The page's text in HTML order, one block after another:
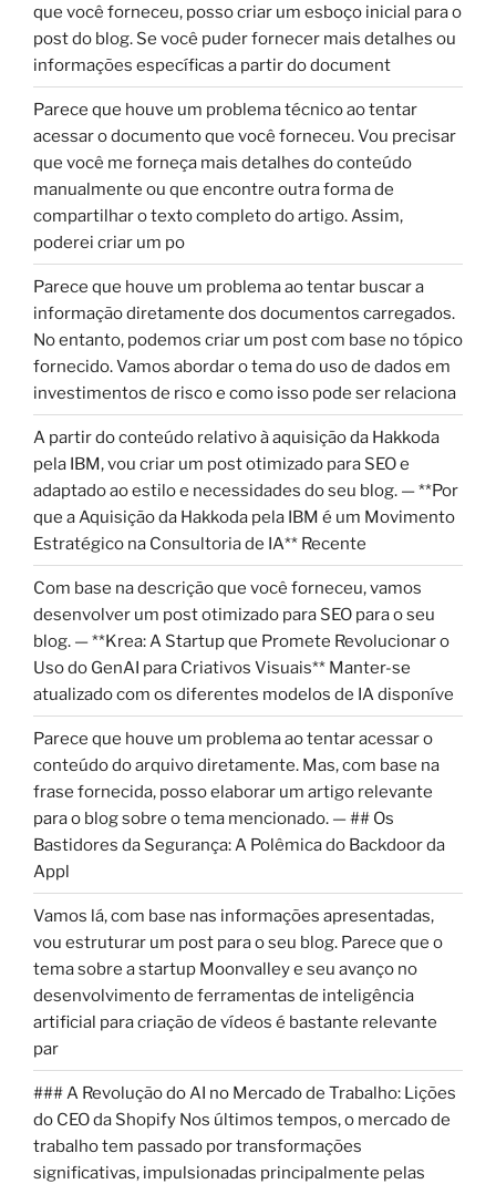
que você forneceu, posso criar um esboço inicial para o
post do blog. Se você puder fornecer mais detalhes ou
informações específicas a partir do document
Parece que houve um problema técnico ao tentar
acessar o documento que você forneceu. Vou precisar
que você me forneça mais detalhes do conteúdo
manualmente ou que encontre outra forma de
compartilhar o texto completo do artigo. Assim,
poderei criar um po
Parece que houve um problema ao tentar buscar a
informação diretamente dos documentos carregados.
No entanto, podemos criar um post com base no tópico
fornecido. Vamos abordar o tema do uso de dados em
investimentos de risco e como isso pode ser relaciona
A partir do conteúdo relativo à aquisição da Hakkoda
pela IBM, vou criar um post otimizado para SEO e
adaptado ao estilo e necessidades do seu blog. — **Por
que a Aquisição da Hakkoda pela IBM é um Movimento
Estratégico na Consultoria de IA** Recente
Com base na descrição que você forneceu, vamos
desenvolver um post otimizado para SEO para o seu
blog. — **Krea: A Startup que Promete Revolucionar o
Uso do GenAI para Criativos Visuais** Manter-se
atualizado com os diferentes modelos de IA disponíve
Parece que houve um problema ao tentar acessar o
conteúdo do arquivo diretamente. Mas, com base na
frase fornecida, posso elaborar um artigo relevante
para o blog sobre o tema mencionado. — ## Os
Bastidores da Segurança: A Polêmica do Backdoor da
Appl
Vamos lá, com base nas informações apresentadas,
vou estruturar um post para o seu blog. Parece que o
tema sobre a startup Moonvalley e seu avanço no
desenvolvimento de ferramentas de inteligência
artificial para criação de vídeos é bastante relevante
par
### A Revolução do AI no Mercado de Trabalho: Lições
do CEO da Shopify Nos últimos tempos, o mercado de
trabalho tem passado por transformações
significativas, impulsionadas principalmente pelas